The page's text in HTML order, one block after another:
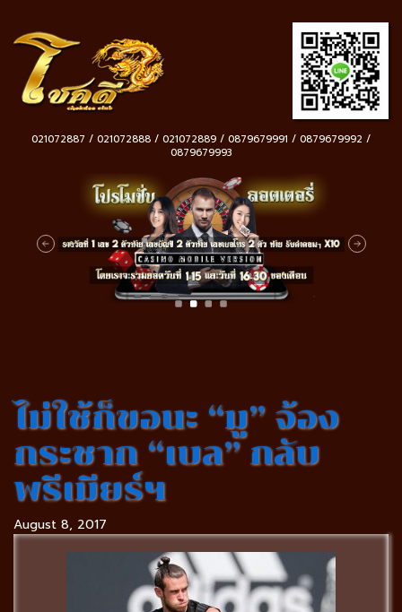
021072887 / 021072888 / 021072889 / 0879679991 / 0879679992 /
0879679993
ไม่ใช้ก็ขอนะ “มู” จ้อง
กระชาก “เบล” กลับ
พรีเมียร์ฯ
August 8, 2017